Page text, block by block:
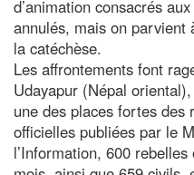
d’animation consacrés
annulés, mais on parvient
la catéchèse.
Les affrontements font
Udayapur (Népal
une des places fortes des
officielles publiées par le
l’Information, 600